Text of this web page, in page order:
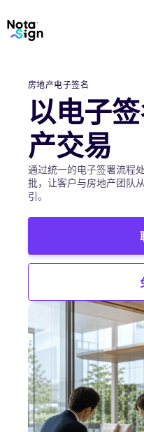
房地产电子签名
以电子
产交易
通过统一的电子签署流程
批，让客户与房地产团队
引。